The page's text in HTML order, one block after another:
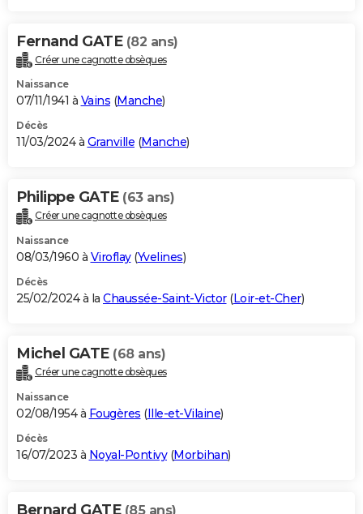
Fernand GATE (82 ans)
Créer une cagnotte obsèques
Naissance
07/11/1941 à Vains (Manche)
Décès
11/03/2024 à Granville (Manche)
Philippe GATE (63 ans)
Créer une cagnotte obsèques
Naissance
08/03/1960 à Viroflay(Yvelines)
Décès
25/02/2024 à la Chaussée-Saint-Victor(Loir-et-Cher)
Michel GATE (68 ans)
Créer une cagnotte obsèques
Naissance
02/08/1954 à Fougères (Ille-et-Vilaine)
Décès
16/07/2023 à Noyal-Pontivy(Morbihan)
Bernard GATE (85 ans)